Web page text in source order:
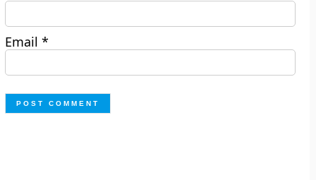
Email*